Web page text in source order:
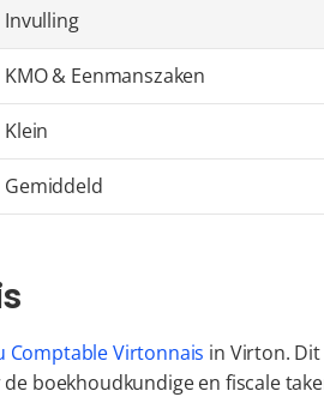
Invulling
KMO & Eenmanszaken
Klein
Gemiddeld
Comptable Virtonnais in Virton.
boekhoudkundige en fiscale